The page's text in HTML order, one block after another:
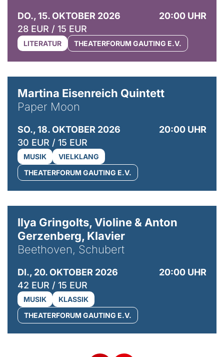
DO., 15. OKTOBER 2026
20:00 UHR
28 EUR / 15 EUR
LITERATUR THEATERFORUM GAUTING E.V.
Martina Eisenreich Quintett
Paper Moon
SO., 18. OKTOBER 2026
20:00 UHR
30 EUR / 15 EUR
MUSIK
VIELKLANG
THEATERFORUM GAUTING E.V.
Ilya Gringolts, Violine & Anton
Gerzenberg, Klavier
Beethoven, Schubert
DI., 20. OKTOBER 2026
20:00 UHR
42 EUR / 15 EUR
MUSIK
KLASSIK
THEATERFORUM GAUTING E.V.